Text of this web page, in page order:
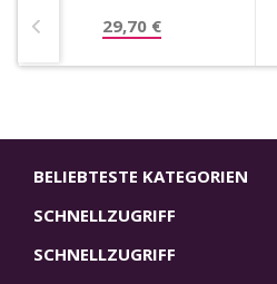
29,70 €
BELIEBTESTE KATEGORIEN
SCHNELLZUGRIFF
SCHNELLZUGRIFF